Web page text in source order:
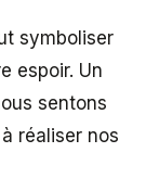
symboliser
espoir. Un
sentons
réaliser nos